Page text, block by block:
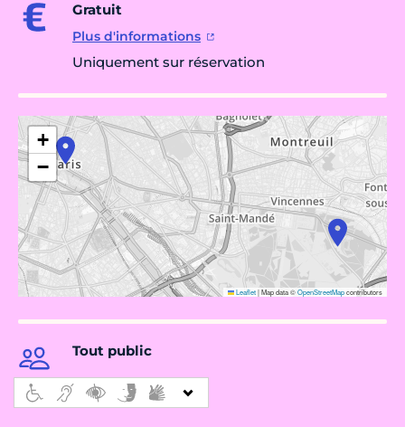
Gratuit
Plus d'informations
Uniquement sur réservation
+
−
Leaflet|Map data ©OpenStreetMapcontributors
Tout public